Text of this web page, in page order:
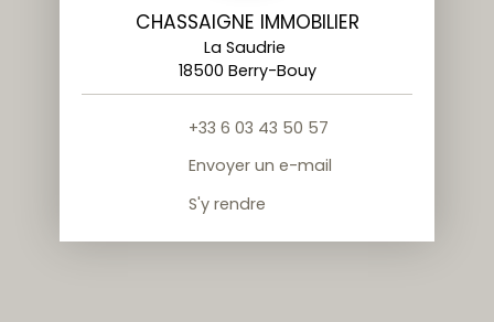
CHASSAIGNE IMMOBILIER
La Saudrie
18500 Berry-Bouy
+33 6 03 43 50 57
Envoyer un e-mail
S'y rendre